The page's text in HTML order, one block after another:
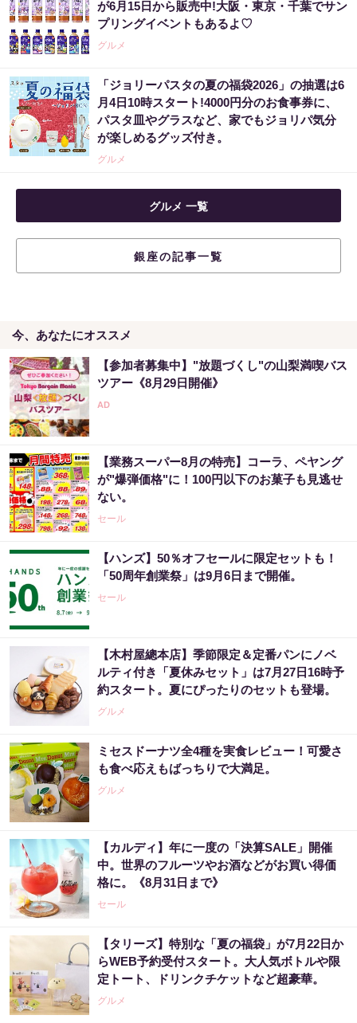
が6月15日から販売中!大阪・東京・千葉でサン
プリングイベントもあるよ♡
グルメ
「ジョリーパスタの夏の福袋2026」の抽選は6
月4日10時スタート!4000円分のお食事券に、
パスタ皿やグラスなど、家でもジョリパ気分
が楽しめるグッズ付き。
グルメ
グルメ 一覧
銀座の記事一覧
今、あなたにオススメ
【参加者募集中】"放題づくし"の山梨満喫バス
ツアー《8月29日開催》
【業務スーパー8月の特売】コーラ、ペヤング
が"爆弾価格"に！100円以下のお菓子も見逃せ
ない。
セール
【ハンズ】50％オフセールに限定セットも！
「50周年創業祭」は9月6日まで開催。
セール
【木村屋總本店】季節限定＆定番パンにノベ
ルティ付き「夏休みセット」は7月27日16時予
約スタート。夏にぴったりのセットも登場。
グルメ
ミセスドーナツ全4種を実食レビュー！可愛さ
も食べ応えもばっちりで大満足。
グルメ
【カルディ】年に一度の「決算SALE」開催
中。世界のフルーツやお酒などがお買い得価
格に。《8月31日まで》
セール
【タリーズ】特別な「夏の福袋」が7月22日か
らWEB予約受付スタート。大人気ボトルや限
定トート、ドリンクチケットなど超豪華。
グルメ